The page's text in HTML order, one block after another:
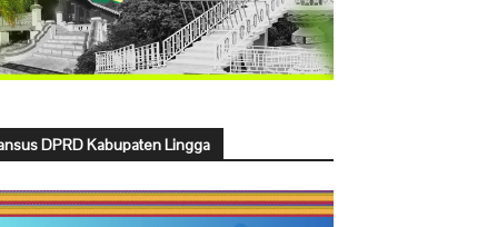
DPRD Kabupaten Lingga